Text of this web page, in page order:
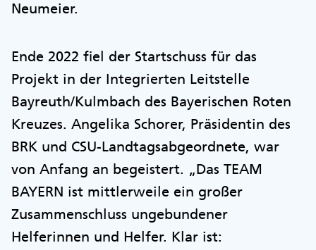
Neumeier.
Ende 2022 fiel der Startschuss für das
Projekt in der Integrierten Leitstelle
Bayreuth/Kulmbach des Bayerischen Roten
Kreuzes. Angelika Schorer, Präsidentin des
BRK und CSU-Landtagsabgeordnete, war
von Anfang an begeistert. „Das TEAM
BAYERN ist mittlerweile ein großer
Zusammenschluss ungebundener
Helferinnen und Helfer. Klar ist: